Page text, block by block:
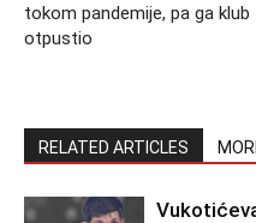
tokom pandemije, pa ga klub
otpustio
RELATED ARTICLES